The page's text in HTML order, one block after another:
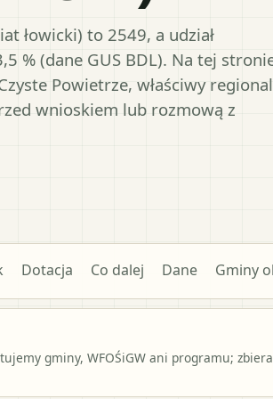
łowicki) to 2549, a udział
% (dane GUS BDL). Na tej
Powietrze, właściwy
wnioskiem lub rozmową z
Dotacja Co dalej Dane Gminy
gminy, WFOŚiGW ani programu;